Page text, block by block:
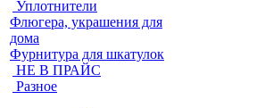
Уплотнители
Флюгера, украшения для
дома
Фурнитура для шкатулок
НЕ В ПРАЙС
Разное